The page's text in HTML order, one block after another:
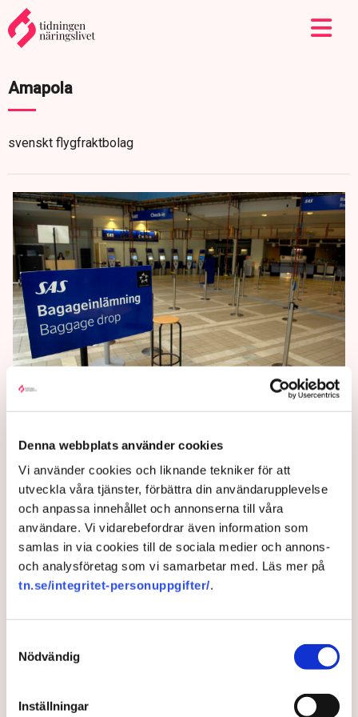
Denna webbplats använder cookies
Vi använder cookies och liknande tekniker för att
utveckla våra tjänster, förbättra din användarupplevelse
och anpassa innehållet och annonserna till våra
användare. Vi vidarebefordrar även information som
samlas in via cookies till de sociala medier och annons-
och analysföretag som vi samarbetar med. Läs mer på
tn.se/integritet-personuppgifter/.
Nödvändig
Inställningar
Amapola
svenskt flygfraktbolag
Fortsatta förhandlingar i
flygkonflikten
Det är fortfarande risk för en större flygstrejk på
måndag.
1 year ago | Av: TT